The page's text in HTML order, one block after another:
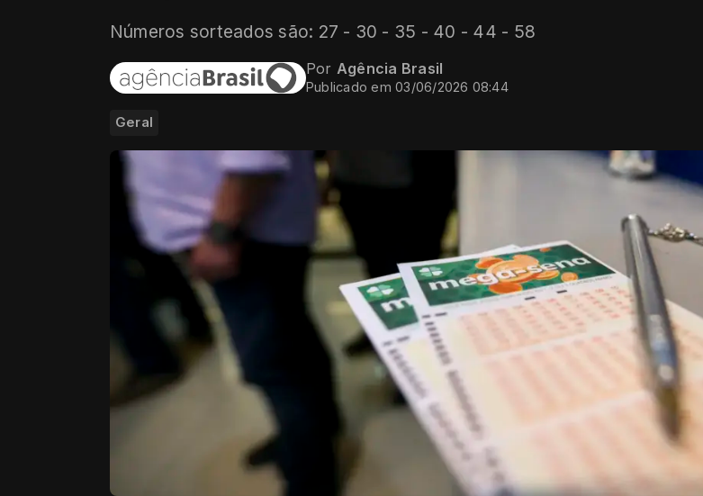
Números sorteados são: 27 - 30 - 35 - 40 - 44 - 58
Por Agência Brasil
Publicado em 03/06/2026 08:44
Geral